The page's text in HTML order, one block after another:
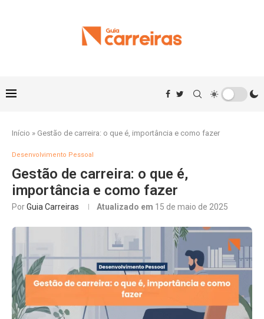
Início » Gestão de carreira: o que é, importância e como fazer
Desenvolvimento Pessoal
Gestão de carreira: o que é,
importância e como fazer
PorGuia Carreiras Atualizado em 15 de maio de 2025